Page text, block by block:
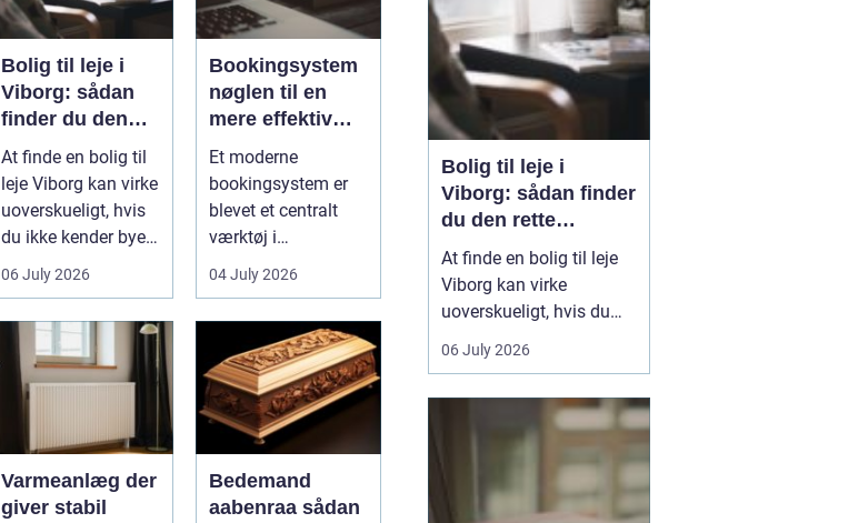
Bolig til leje i
Viborg: sådan
finder du den
rette lejlighed
At finde en bolig til
leje Viborg kan virke
uoverskueligt, hvis
du ikke kender byen
eller det lokale...
06 July 2026
Bookingsystem
nøglen til en
mere effektiv
klinikhverdag
Et moderne
bookingsystem er
blevet et centralt
værktøj i
sundhedssektoren.
Klinikker, praksis og
beh...
04 July 2026
Varmeanlæg der
giver stabil
Bedemand
aabenraa sådan
Bolig til leje i
Viborg: sådan finder
du den rette
lejlighed
At finde en bolig til leje
Viborg kan virke
uoverskueligt, hvis du
ikke kender byen eller det
lokale boligmarked. Der
priserne varierer, og
områderne har hver
deres særpræg. Med en
klar plan, lidt viden om
06 July 2026